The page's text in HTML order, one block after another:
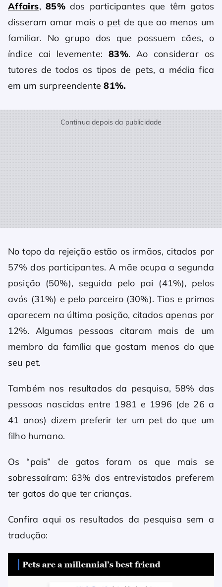
Affairs, 85%dos participantes que têm gatos
disseram amar mais o pet de que ao menos um
familiar. No grupo dos que possuem cães, o
índice cai levemente: 83%. Ao considerar os
tutores de todos os tipos de pets, a média fica
em um surpreendente81%.
Continua depois da publicidade
No topo da rejeição estão os irmãos, citados por
57% dos participantes. A mãe ocupa a segunda
posição (50%), seguida pelo pai (41%), pelos
avós (31%) e pelo parceiro (30%). Tios e primos
aparecem na última posição, citados apenas por
12%. Algumas pessoas citaram mais de um
membro da família que gostam menos do que
seu pet.
Também nos resultados da pesquisa, 58% das
pessoas nascidas entre 1981 e 1996 (de 26 a
41 anos) dizem preferir ter um pet do que um
filho humano.
Os “pais” de gatos foram os que mais se
sobressaíram: 63% dos entrevistados preferem
ter gatos do que ter crianças.
Confira aqui os resultados da pesquisa sem a
tradução: